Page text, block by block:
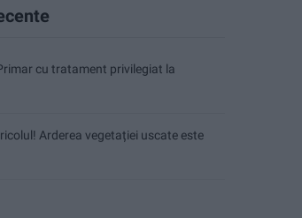
cu tratament privilegiat la
Arderea vegetației uscate este